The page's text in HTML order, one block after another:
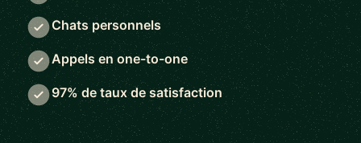
Chats personnels
Appels en one-to-one
97% de taux de satisfaction